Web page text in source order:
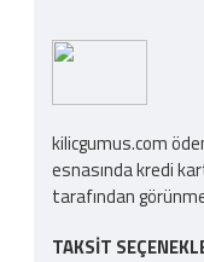
kilicgumus.com
esnasında kredi
tarafından
TAKSIT